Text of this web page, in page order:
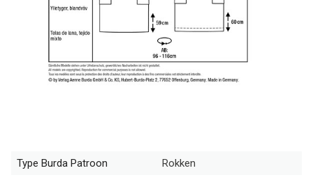
Type Burda Patroon Rokken